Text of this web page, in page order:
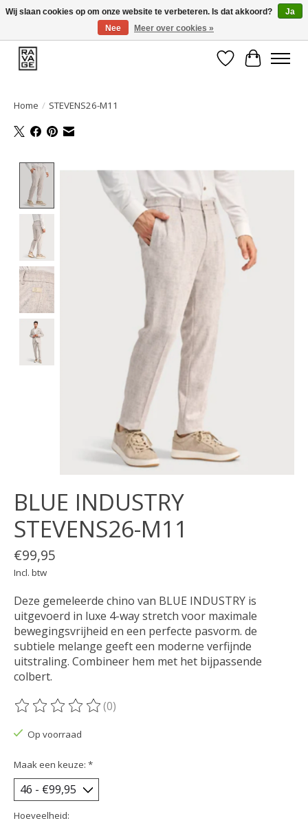
EEN GROOT ASSORTIMENT VAN TOP MERKEN!
Verlanglijst
Home / STEVENS26-M11
Product image slideshow Items
BLUE INDUSTRY
STEVENS26-M11
€99,95
Incl. btw
Deze gemeleerde chino van BLUE INDUSTRY is
uitgevoerd in luxe 4-way stretch voor maximale
bewegingsvrijheid en een perfecte pasvorm. de
subtiele melange geeft een moderne verfijnde
uitstraling. Combineer hem met het bijpassende
colbert.
De beoordeling van dit product is
(0)
Op voorraad
Maak een keuze: *
Hoeveelheid:
Wij slaan cookies op om onze website te verbeteren. Is dat akkoord?
Ja
Nee
Meer over cookies »